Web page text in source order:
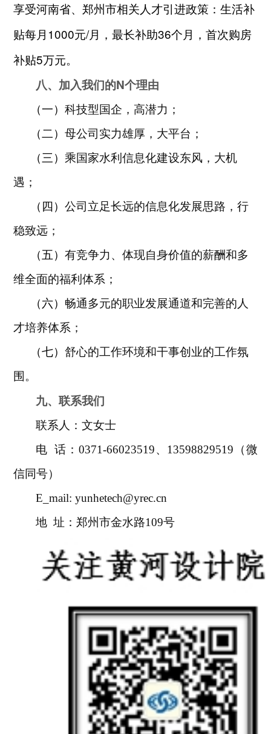
享受河南省、郑州市相关人才引进政策：生活补
贴每月 1000元/月，最长补助36个月，首次购房
补贴5万元。
八、 加入我们的N个理由
（一）科技型国企，高潜力；
（二）母公司实力雄厚，大平台；
（三）乘国家水利信息化建设东风，大机
遇；
（四）公司立足长远的信息化发展思路，行
稳致远；
（五）有竞争力、体现自身价值的薪酬和多
维全面的福利体系；
（六） 畅通多元的职业发展通道和完善的人
才培养体系；
（七）舒心的工作环境和干事创业的工作氛
围。
九、联系我们
联系人：文女士
电 话： 0371-66023519、 13598829519 （微
信同号）
E_mail: yunhetech@yrec.cn
地 址：郑州市金水路109号